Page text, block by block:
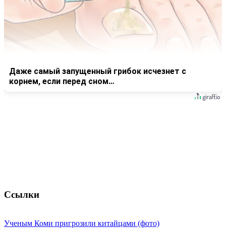
Даже самый запущенный грибок исчезнет с
корнем, если перед сном…
Ссылки
Ученым Коми пригрозили китайцами (фото)